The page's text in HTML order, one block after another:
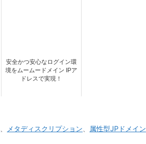
安全かつ安心なログイン環
境をムームードメイン IPア
ドレスで実現！
メタディスクリプション
属性型JPドメイン